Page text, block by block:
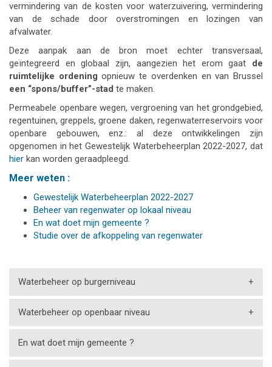
vermindering van de kosten voor waterzuivering, vermindering
van de schade door overstromingen en lozingen van
afvalwater.
Deze aanpak aan de bron moet echter transversaal,
geïntegreerd en globaal zijn, aangezien het erom gaat de
ruimtelijke ordening opnieuw te overdenken en van Brussel
een “spons/buffer”-stad te maken.
Permeabele openbare wegen, vergroening van het grondgebied,
regentuinen, greppels, groene daken, regenwaterreservoirs voor
openbare gebouwen, enz.: al deze ontwikkelingen zijn
opgenomen in het Gewestelijk Waterbeheerplan 2022-2027, dat
hier kan worden geraadpleegd.
Meer weten :
Gewestelijk Waterbeheerplan 2022-2027
Beheer van regenwater op lokaal niveau
En wat doet mijn gemeente ?
Studie over de afkoppeling van regenwater
Waterbeheer op burgerniveau +
Waterbeheer op openbaar niveau +
En wat doet mijn gemeente ?